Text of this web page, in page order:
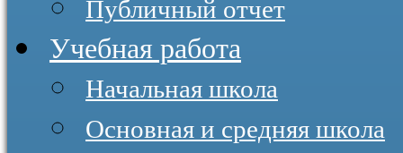
Публичный отчет
Учебная работа
Начальная школа
Основная и средняя школа